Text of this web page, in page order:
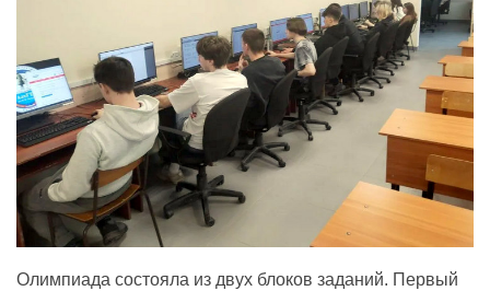
Олимпиада состояла из двух блоков заданий. Первый